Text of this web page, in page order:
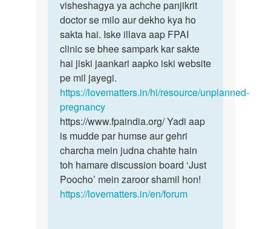
ji
meri…
by
radhika
…
visheshagya ya achche panjikrit
doctor se milo aur dekho kya ho
sakta hai. Iske illava aap FPAI
clinic se bhee sampark kar sakte
hai jiski jaankari aapko iski website
pe mil jayegi.
https://lovematters.in/hi/resource/unplanned-
pregnancy
https://www.fpaindia.org/ Yadi aap
is mudde par humse aur gehri
charcha mein judna chahte hain
toh hamare discussion board ‘Just
Poocho’ mein zaroor shamil hon!
https://lovematters.in/en/forum